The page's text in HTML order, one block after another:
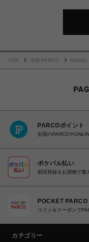
TOP 渋谷PARCO RADIO
PARCOポイント
全国のPARCOや
ポケパル払い
初回登録＆お買物で最
POCKET PARCO
コイン＆クーポンで
カテゴリー